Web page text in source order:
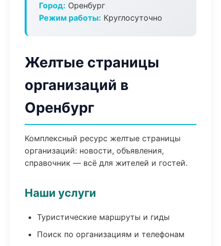
Город: Оренбург
Режим работы: Круглосуточно
Желтые страницы
организаций в
Оренбург
Комплексный ресурс желтые страницы
организаций: новости, объявления,
справочник — всё для жителей и гостей.
Наши услуги
Туристические маршруты и гиды
Поиск по организациям и телефонам